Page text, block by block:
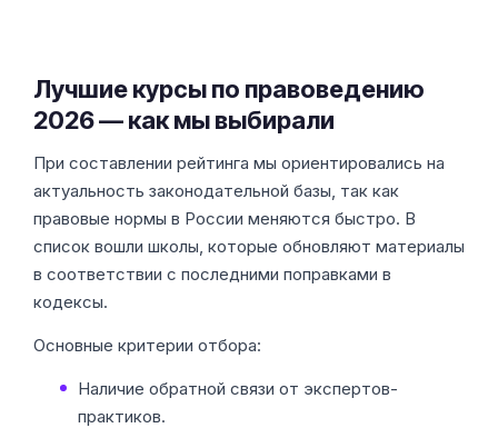
Лучшие курсы по правоведению
2026 — как мы выбирали
При составлении рейтинга мы ориентировались на
актуальность законодательной базы, так как
правовые нормы в России меняются быстро. В
список вошли школы, которые обновляют материалы
в соответствии с последними поправками в
кодексы.
Основные критерии отбора:
Наличие обратной связи от экспертов-
практиков.